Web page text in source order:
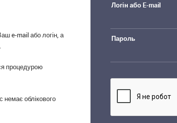
e-mail або логін, а
процедурою
немає облікового
Логін або E-mail
Пароль